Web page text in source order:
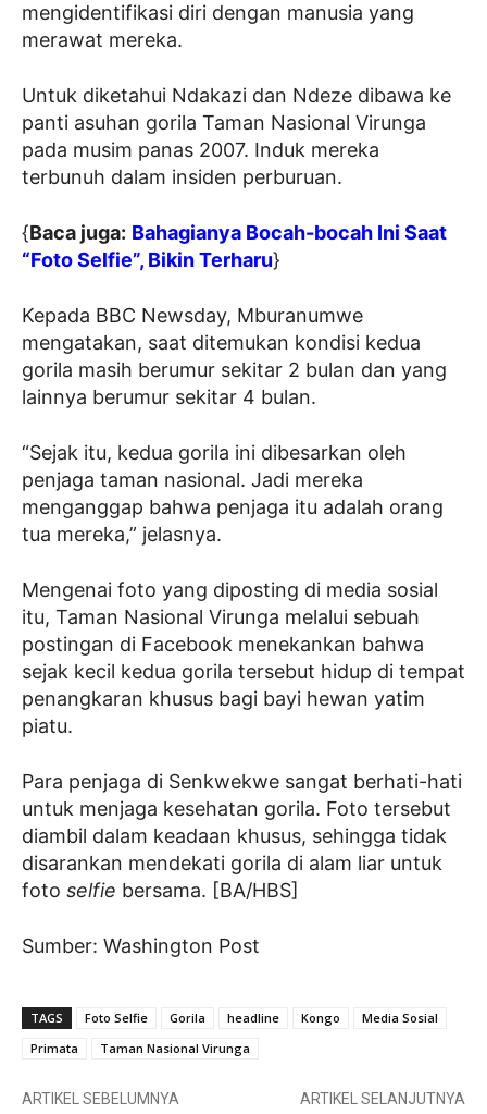
mengidentifikasi diri dengan manusia yang
merawat mereka.
Untuk diketahui Ndakazi dan Ndeze dibawa ke
panti asuhan gorila Taman Nasional Virunga
pada musim panas 2007. Induk mereka
terbunuh dalam insiden perburuan.
{Baca juga: Bahagianya Bocah-bocah Ini Saat
“Foto Selfie”, Bikin Terharu}
Kepada BBC Newsday, Mburanumwe
mengatakan, saat ditemukan kondisi kedua
gorila masih berumur sekitar 2 bulan dan yang
lainnya berumur sekitar 4 bulan.
“Sejak itu, kedua gorila ini dibesarkan oleh
penjaga taman nasional. Jadi mereka
menganggap bahwa penjaga itu adalah orang
tua mereka,” jelasnya.
Mengenai foto yang diposting di media sosial
itu, Taman Nasional Virunga melalui sebuah
postingan di Facebook menekankan bahwa
sejak kecil kedua gorila tersebut hidup di tempat
penangkaran khusus bagi bayi hewan yatim
piatu.
Para penjaga di Senkwekwe sangat berhati-hati
untuk menjaga kesehatan gorila. Foto tersebut
diambil dalam keadaan khusus, sehingga tidak
disarankan mendekati gorila di alam liar untuk
foto selfie bersama. [BA/HBS]
Sumber: Washington Post
TAGS Foto Selfie Gorila headline Kongo
Media Sosial
Primata
Taman Nasional Virunga
ARTIKEL SEBELUMNYA ARTIKEL SELANJUTNYA